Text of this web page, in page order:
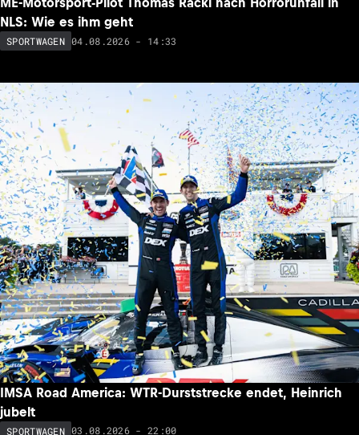
NLS: Wie es ihm geht
SPORTWAGEN 04.08.2026 - 14:33
IMSA Road America: WTR-Durststrecke endet, Heinrich
jubelt
SPORTWAGEN 03.08.2026 - 22:00